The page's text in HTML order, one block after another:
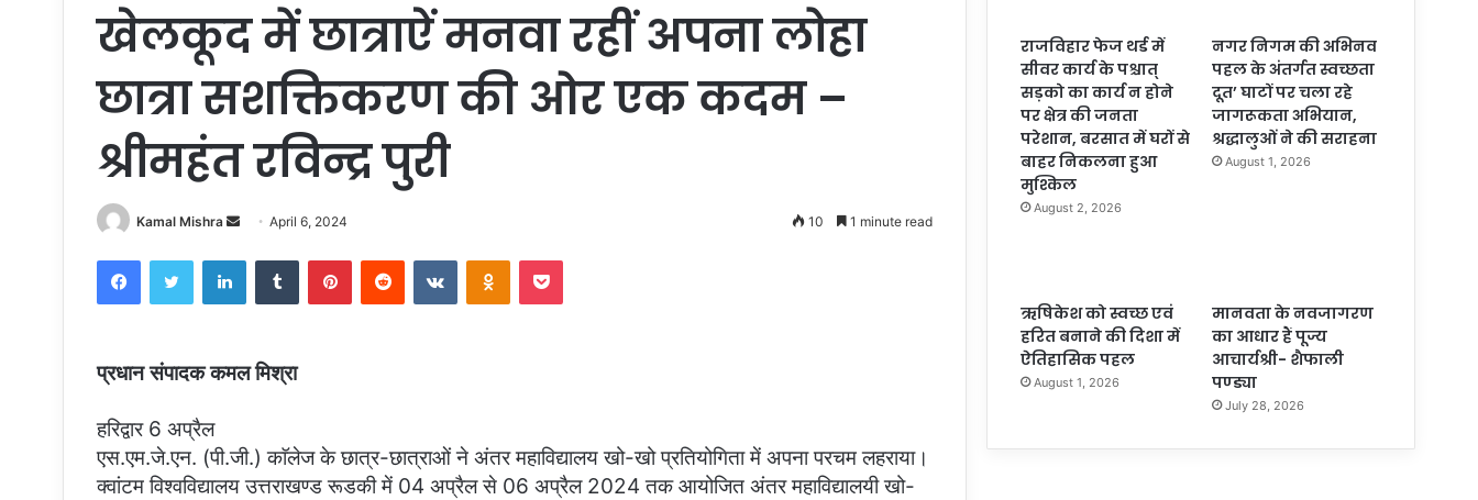
खेलकूद में छात्राऐं मनवा रहीं अपना लोहा
छात्रा सशक्तिकरण की ओर एक कदम –
श्रीमहंत रविन्द्र पुरी
Kamal Mishra
Send April 6, 2024 10 1 minute read
FacebookTwitter LinkedInTumblr PinterestReddit VKontakteOdnoklassniki
Pocket
प्रधान संपादक कमल मिश्रा
हरिद्वार 6 अप्रैल
एस.एम.जे.एन. (पी.जी.) काॅलेज के छात्र-छात्राओं ने अंतर महाविद्यालय खो-खो प्रतियोगिता में अपना परचम लहराया।
क्वांटम विश्वविद्यालय उत्तराखण्ड रूडकी में 04 अप्रैल से 06 अप्रैल 2024 तक आयोजित अंतर महाविद्यालयी खो-
राजविहार फेज थर्ड में
सीवर कार्य के पश्चात्
सड़को का कार्य न होने
पर क्षेत्र की जनता
परेशान, बरसात में घरों से
बाहर निकलना हुआ
मुश्किल
August 2, 2026
नगर निगम की अभिनव
पहल के अंतर्गत स्वच्छता
दूत’ घाटों पर चला रहे
जागरूकता अभियान,
श्रद्धालुओं ने की सराहना
August 1, 2026
ऋषिकेश को स्वच्छ एवं
हरित बनाने की दिशा में
ऐतिहासिक पहल
August 1, 2026
मानवता के नवजागरण
का आधार हैं पूज्य
आचार्यश्री- शैफाली
पण्ड्या
July 28, 2026